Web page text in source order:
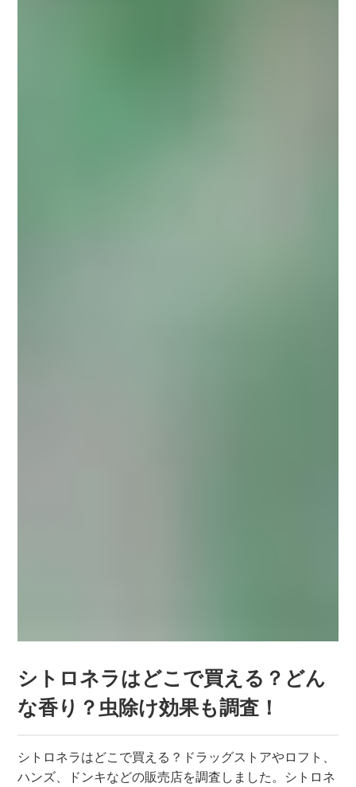
シトロネラはどこで買える？どん
な香り？虫除け効果も調査！
シトロネラはどこで買える？ドラッグストアやロフト、
ハンズ、ドンキなどの販売店を調査しました。シトロネ